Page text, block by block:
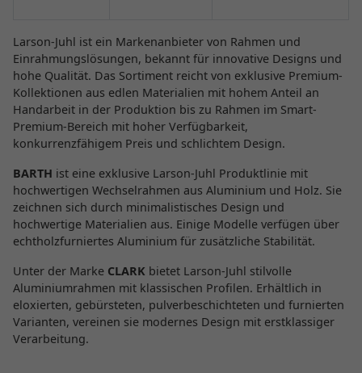
Larson-Juhl ist ein Markenanbieter von Rahmen und
Einrahmungslösungen, bekannt für innovative Designs und
hohe Qualität. Das Sortiment reicht von exklusive Premium-
Kollektionen aus edlen Materialien mit hohem Anteil an
Handarbeit in der Produktion bis zu Rahmen im Smart-
Premium-Bereich mit hoher Verfügbarkeit,
konkurrenzfähigem Preis und schlichtem Design.
BARTH ist eine exklusive Larson-Juhl Produktlinie mit
hochwertigen Wechselrahmen aus Aluminium und Holz. Sie
zeichnen sich durch minimalistisches Design und
hochwertige Materialien aus. Einige Modelle verfügen über
echtholzfurniertes Aluminium für zusätzliche Stabilität.
Unter der Marke CLARK bietet Larson-Juhl stilvolle
Aluminiumrahmen mit klassischen Profilen. Erhältlich in
eloxierten, gebürsteten, pulverbeschichteten und furnierten
Varianten, vereinen sie modernes Design mit erstklassiger
Verarbeitung.